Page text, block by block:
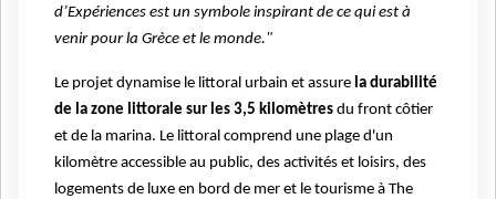
d’Expériences est un symbole inspirant de ce qui est à
venir pour la Grèce et le monde."
Le projet dynamise le littoral urbain et assure la durabilité
de la zone littorale sur les 3,5 kilomètres du front côtier
et de la marina. Le littoral comprend une plage d'un
kilomètre accessible au public, des activités et loisirs, des
logements de luxe en bord de mer et le tourisme à The